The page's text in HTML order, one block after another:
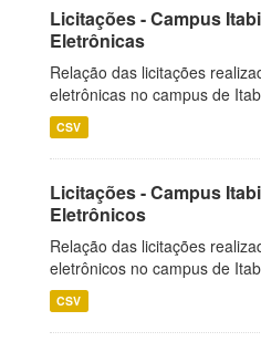
Licitações - Campus
Eletrônicas
Relação das licitações
eletrônicas no campus de
CSV
Licitações - Campus
Eletrônicos
Relação das licitações
eletrônicos no campus de
CSV